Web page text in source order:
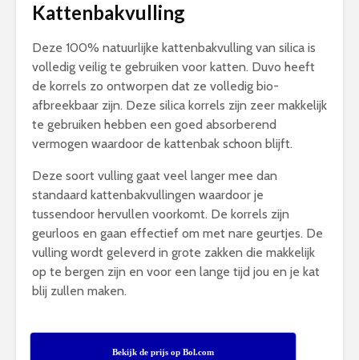
Kattenbakvulling
Deze 100% natuurlijke kattenbakvulling van silica is
volledig veilig te gebruiken voor katten. Duvo heeft
de korrels zo ontworpen dat ze volledig bio-
afbreekbaar zijn. Deze silica korrels zijn zeer makkelijk
te gebruiken hebben een goed absorberend
vermogen waardoor de kattenbak schoon blijft.
Deze soort vulling gaat veel langer mee dan
standaard kattenbakvullingen waardoor je
tussendoor hervullen voorkomt. De korrels zijn
geurloos en gaan effectief om met nare geurtjes. De
vulling wordt geleverd in grote zakken die makkelijk
op te bergen zijn en voor een lange tijd jou en je kat
blij zullen maken.
Bekijk de prijs op Bol.com